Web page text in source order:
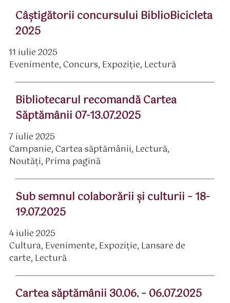
Câştigătorii concursului BiblioBicicleta
2025
11 iulie 2025
Evenimente,Concurs, Expoziție, Lectură
Bibliotecarul recomandă Cartea
Săptămânii 07-13.07.2025
7 iulie 2025
Campanie,Cartea săptămânii, Lectură,
Noutăți, Prima pagină
Sub semnul colaborării şi culturii – 18-
19.07.2025
4 iulie 2025
Cultura, Evenimente, Expoziție, Lansare de
carte, Lectură
Cartea săptămânii 30.06. – 06.07.2025